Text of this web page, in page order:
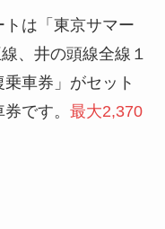
は「東京サマー
、井の頭線全線１
車券」がセット
です。 最大2,370